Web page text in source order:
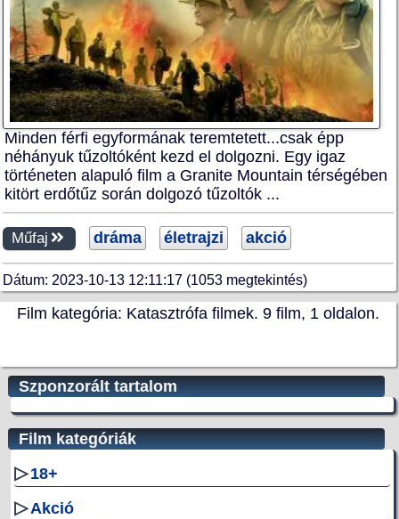
Minden férfi egyformának teremtetett...csak épp
néhányuk tűzoltóként kezd el dolgozni. Egy igaz
történeten alapuló film a Granite Mountain térségében
kitört erdőtűz során dolgozó tűzoltók ...
Műfaj dráma életrajzi akció
Dátum: 2023-10-13 12:11:17 (1053 megtekintés)
Film kategória: Katasztrófa filmek. 9 film, 1 oldalon.
Szponzorált tartalom
Film kategóriák
▷18+
▷Akció